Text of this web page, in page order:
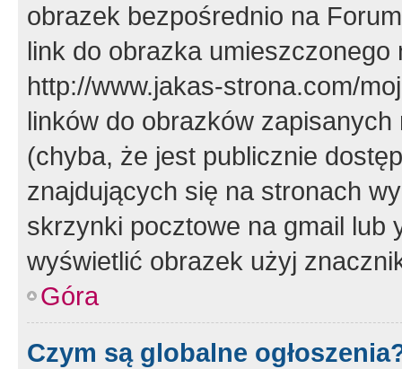
obrazek bezpośrednio na
link do obrazka
http://www.jakas-strona.com/
linków do obrazków
(chyba, że jest publicznie
znajdujących się na stronach
skrzynki pocztowe na gmail lub
wyświetlić obrazek użyj
Góra
Czym są globalne